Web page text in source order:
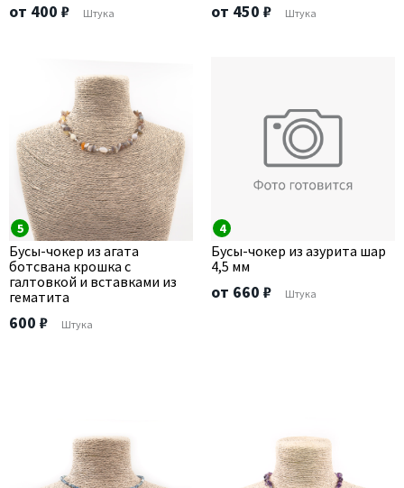
от 400 ₽ Штука от 450 ₽ Штука
5
Бусы-чокер из агата
ботсвана крошка с
галтовкой и вставками из
гематита
600 ₽ Штука
4
Бусы-чокер из азурита шар
4,5 мм
от 660 ₽ Штука